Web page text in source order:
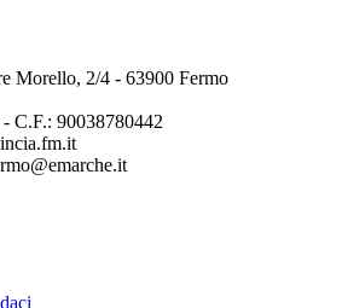
Morello, 2/4 - 63900 Fermo
C.F.: 90038780442